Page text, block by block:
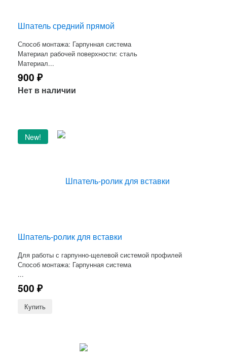
Шпатель средний прямой
Способ монтажа: Гарпунная система
Материал рабочей поверхности: сталь
Материал...
900 ₽
Нет в наличии
Шпатель-ролик для вставки
Для работы с гарпунно-щелевой системой профилей
Способ монтажа: Гарпунная система
...
500 ₽
New!